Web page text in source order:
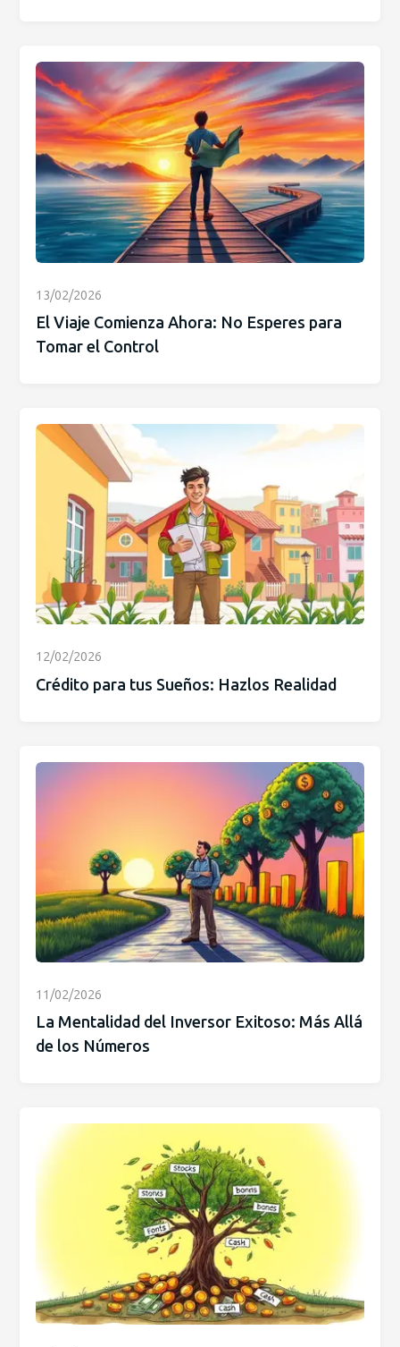
13/02/2026
El Viaje Comienza Ahora: No Esperes para
Tomar el Control
12/02/2026
Crédito para tus Sueños: Hazlos Realidad
11/02/2026
La Mentalidad del Inversor Exitoso: Más Allá
de los Números